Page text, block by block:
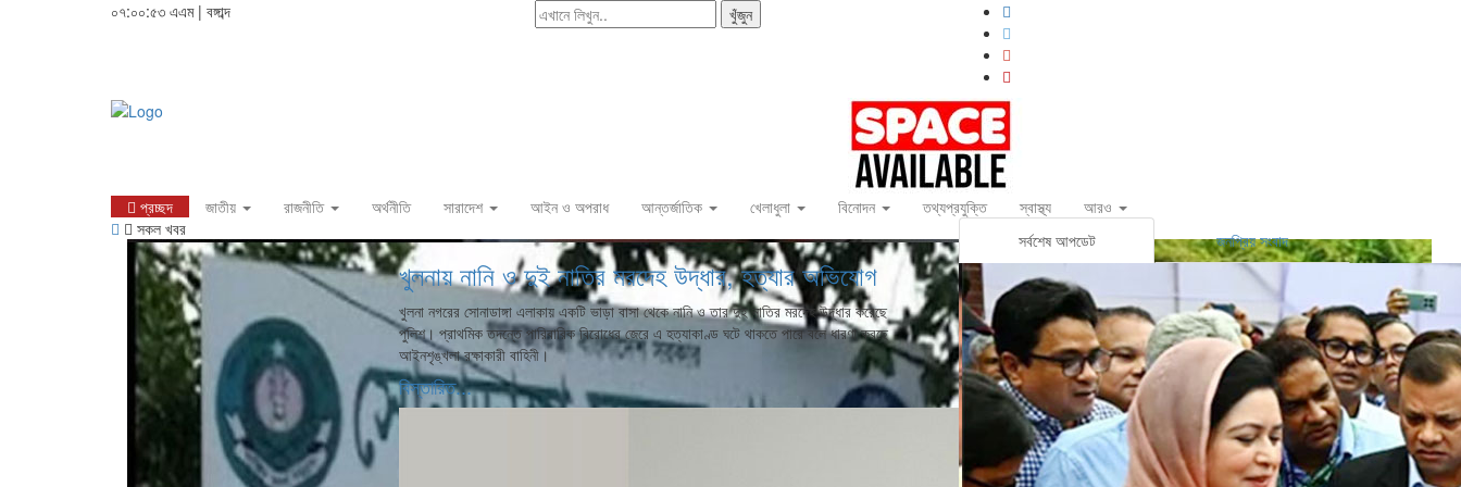
০৭:০০:৫৪ এএম| বঙ্গাব্দ খুঁজুন
প্রচ্ছদ জাতীয় রাজনীতি অর্থনীতি সারাদেশ আইন ও অপরাধ আন্তর্জাতিক খেলাধুলা বিনোদন তথ্যপ্রযুক্তি স্বাস্থ্য
আরও
সকল খবর
খুলনায় নানি ও দুই নাতির মরদেহ উদ্ধার, হত্যার অভিযোগ
খুলনা নগরের সোনাডাঙ্গা এলাকায় একটি ভাড়া বাসা থেকে নানি ও তার দুই নাতির মরদেহ উদ্ধার করেছে
পুলিশ। প্রাথমিক তদন্তে পারিবারিক বিরোধের জেরে এ হত্যাকাণ্ড ঘটে থাকতে পারে বলে ধারণা করছে
আইনশৃঙ্খলা রক্ষাকারী বাহিনী।
বিস্তারিত...
সর্বশেষ আপডেট জনপ্রিয় সংবাদ